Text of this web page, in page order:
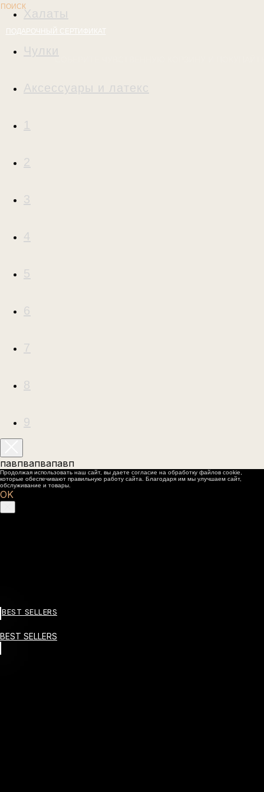
ПОИСК
ПОДАРОЧНЫЙ СЕРТИФИКАТ
СОБЕРИТЕ ЧУВСТВЕННУЮ КОРЗИНУ И
Халаты
Чулки
Аксессуары и латекс
1
2
3
4
5
6
7
8
9
павпвапвапавп
Продолжая использовать наш сайт, вы даете согласие на обработку файлов cookie,
которые обеспечивают правильную работу сайта. Благодаря им мы улучшаем сайт,
обслуживание и товары.
OK
BEST SELLERS
BEST SELLERS